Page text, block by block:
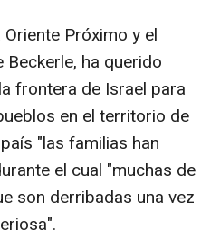
Próximo y el
ha querido
frontera de Israel para
en el territorio de
"las familias han
el cual "muchas de
son derribadas una vez